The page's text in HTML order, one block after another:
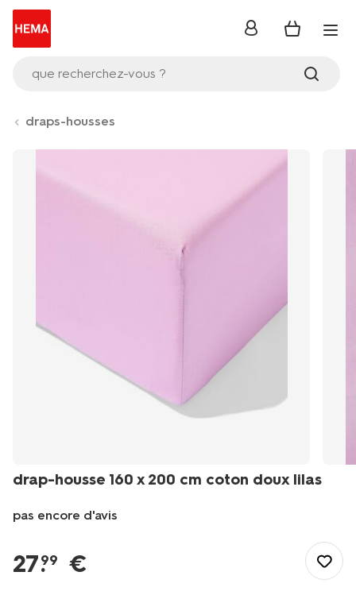
que recherchez-vous ?
se
draps-housses
drap-housse 160 x 200 cm coton doux lilas
pas encore d'avis
fr/literie/linge-
de-
27.
99 €